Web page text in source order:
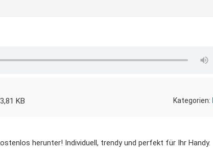
KB Kategorien:
herunter! Individuell, trendy und perfekt für Ihr Handy.